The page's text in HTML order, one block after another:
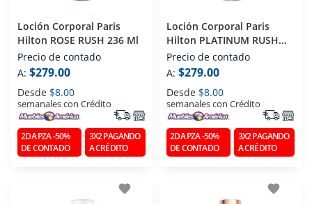
Loción Corporal Paris
Hilton ROSE RUSH 236 Ml
Precio de contado
A: $279.00
Desde $8.00
semanales con Crédito
2DA PZA -50%
DE CONTADO
3X2 PAGANDO
A CRÉDITO
Loción Corporal Paris
Hilton PLATINUM RUSH
236 Ml
Precio de contado
A: $279.00
Desde $8.00
semanales con Crédito
2DA PZA -50%
DE CONTADO
3X2 PAGANDO
A CRÉDITO
favorite favorite